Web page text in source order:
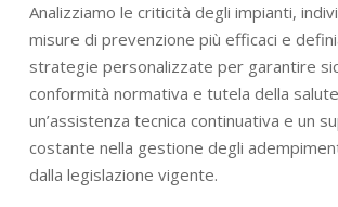
Analizziamo le criticità degli impianti,
misure di prevenzione più efficaci e
strategie personalizzate per garantire
conformità normativa e tutela della
un’assistenza tecnica continuativa e un
costante nella gestione degli
dalla legislazione vigente.